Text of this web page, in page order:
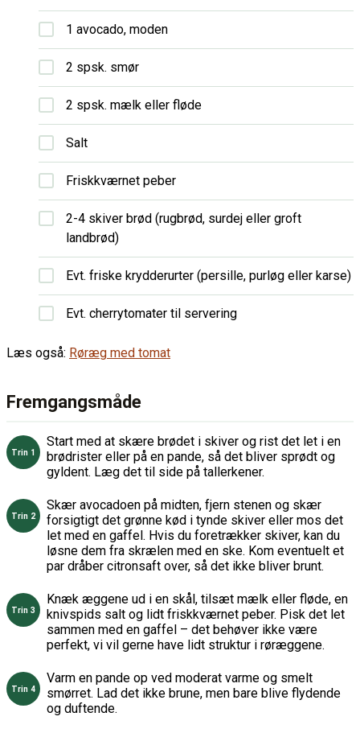
1 avocado, moden
2 spsk. smør
2 spsk. mælk eller fløde
Salt
Friskkværnet peber
2-4 skiver brød (rugbrød, surdej eller groft
landbrød)
Evt. friske krydderurter (persille, purløg eller karse)
Evt. cherrytomater til servering
Læs også: Røræg med tomat
Fremgangsmåde
Start med at skære brødet i skiver og rist det let i en
brødrister eller på en pande, så det bliver sprødt og
gyldent. Læg det til side på tallerkener.
Skær avocadoen på midten, fjern stenen og skær
forsigtigt det grønne kød i tynde skiver eller mos det
let med en gaffel. Hvis du foretrækker skiver, kan du
løsne dem fra skrælen med en ske. Kom eventuelt et
par dråber citronsaft over, så det ikke bliver brunt.
Knæk æggene ud i en skål, tilsæt mælk eller fløde, en
knivspids salt og lidt friskkværnet peber. Pisk det let
sammen med en gaffel – det behøver ikke være
perfekt, vi vil gerne have lidt struktur i røræggene.
Varm en pande op ved moderat varme og smelt
smørret. Lad det ikke brune, men bare blive flydende
og duftende.